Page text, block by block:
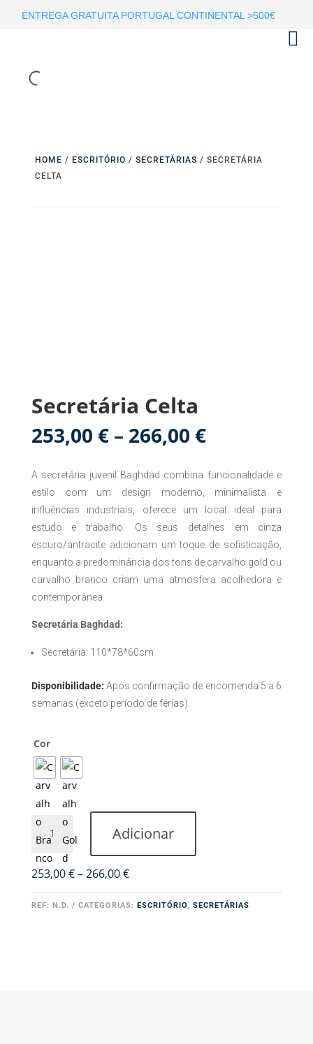
ENTREGA GRATUITA PORTUGAL CONTINENTAL >500€
HOME / ESCRITÓRIO / SECRETÁRIAS / SECRETÁRIA
CELTA
Secretária Celta
253,00 € – 266,00 €Price
range:
253,00 €
through
266,00 €
A secretária juvenil Baghdad combina funcionalidade e
estilo com um design moderno, minimalista e
influências industriais, oferece um local ideal para
estudo e trabalho. Os seus detalhes em cinza
escuro/antracite adicionam um toque de sofisticação,
enquanto a predominância dos tons de carvalho gold ou
carvalho branco criam uma atmosfera acolhedora e
contemporânea.
Secretária Baghdad:
Secretária: 110*78*60cm
Disponibilidade: Após confirmação de encomenda 5 a 6
semanas (exceto período de férias).
Cor
Quantidade
de
Secretária
Celta
Adicionar
253,00€–266,00€Price
range:
253,00 €
REF: N.D. CATEGORIAS: ESCRITÓRIO, SECRETÁRIAS